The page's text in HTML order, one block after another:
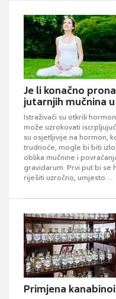
Je li konačno
jutarnjih mučnina
Istraživači su otkrili
može uzrokovati
su osjetljivije na hormon,
trudnoće, mogle bi biti
oblika mučnine i
gravidarum. Prvi put bi se
riješiti uzročno, umjesto ...
Primjena